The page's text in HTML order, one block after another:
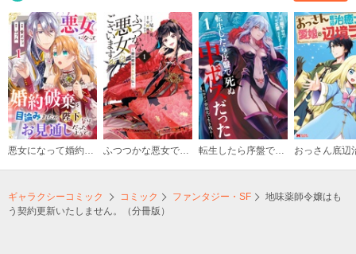
悪女になって婚約破棄を目論みましたが、陛下にはお見通しだったようです ふつつかな悪女ではございますが ～雛宮蝶鼠とりかえ伝～ 転生したら序盤で死ぬ中ボスだった－ヒロイン眷属化で生き残る－
ギャラクシーコミック コミック ファンタジー・SF
地味薬師令嬢はも
う契約更新いたしません。（分冊版）